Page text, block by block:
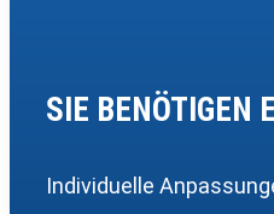
SIE BENÖTIGEN
Individuelle